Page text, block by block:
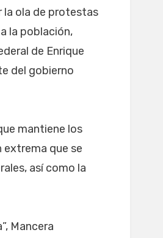
la ola de protestas
la población,
de Enrique
del gobierno
mantiene los
extrema que se
así como la
Mancera